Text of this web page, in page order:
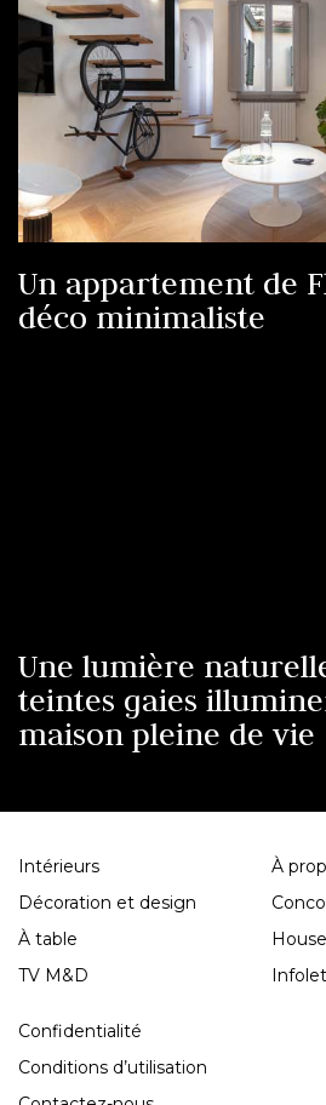
Un appartement de
déco minimaliste
Une lumière
teintes gaies
maison pleine de vie
Intérieurs
Décoration et design
À table
TV M&D
À
Confidentialité
Conditions d’utilisation